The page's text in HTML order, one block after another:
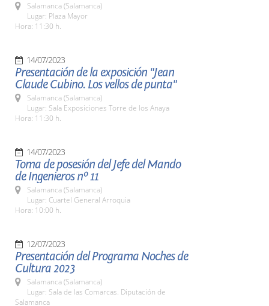
Salamanca (Salamanca)
Lugar: Plaza Mayor
Hora: 11:30 h.
14/07/2023
Presentación de la exposición "Jean
Claude Cubino. Los vellos de punta"
Salamanca (Salamanca)
Lugar: Sala Exposiciones Torre de los Anaya
Hora: 11:30 h.
14/07/2023
Toma de posesión del Jefe del Mando
de Ingenieros nº 11
Salamanca (Salamanca)
Lugar: Cuartel General Arroquia
Hora: 10:00 h.
12/07/2023
Presentación del Programa Noches de
Cultura 2023
Salamanca (Salamanca)
Lugar: Sala de las Comarcas. Diputación de
Salamanca